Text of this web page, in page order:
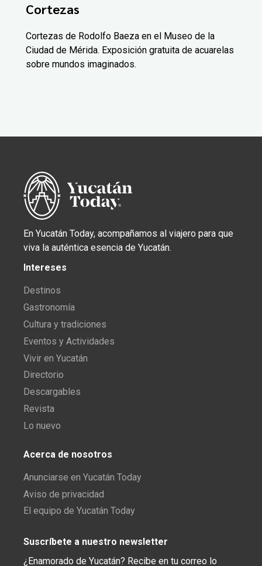
Cortezas
Cortezas de Rodolfo Baeza en el Museo de la
Ciudad de Mérida. Exposición gratuita de acuarelas
sobre mundos imaginados.
En Yucatán Today, acompañamos al viajero para que
viva la auténtica esencia de Yucatán.
Intereses
Destinos
Gastronomía
Cultura y tradiciones
Eventos y Actividades
Vivir en Yucatán
Directorio
Descargables
Revista
Lo nuevo
Acerca de nosotros
Anunciarse en Yucatán Today
Aviso de privacidad
El equipo de Yucatán Today
Suscríbete a nuestro newsletter
¿Enamorado de Yucatán? Recibe en tu correo lo